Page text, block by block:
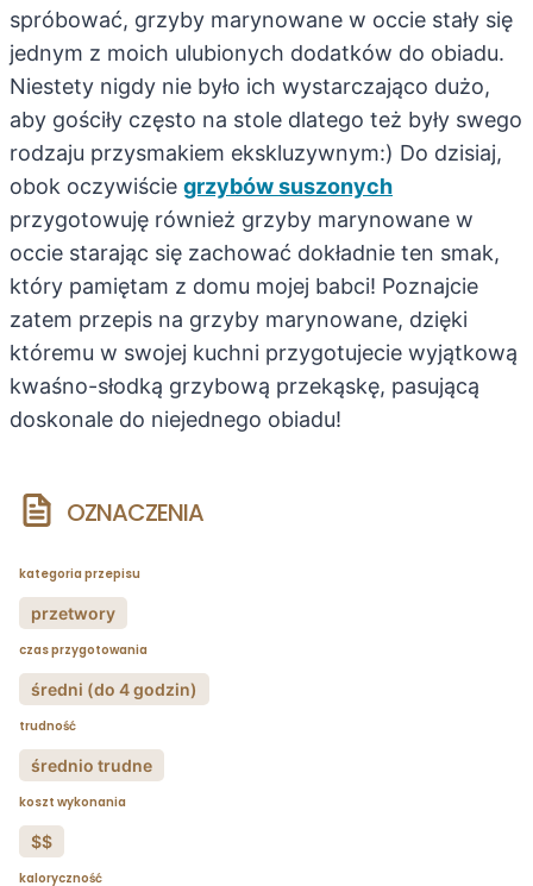
spróbować, grzyby marynowane w occie stały się
jednym z moich ulubionych dodatków do obiadu.
Niestety nigdy nie było ich wystarczająco dużo,
aby gościły często na stole dlatego też były swego
rodzaju przysmakiem ekskluzywnym:) Do dzisiaj,
obok oczywiście grzybów suszonych
przygotowuję również grzyby marynowane w
occie starając się zachować dokładnie ten smak,
który pamiętam z domu mojej babci! Poznajcie
zatem przepis na grzyby marynowane, dzięki
któremu w swojej kuchni przygotujecie wyjątkową
kwaśno-słodką grzybową przekąskę, pasującą
doskonale do niejednego obiadu!
OZNACZENIA
kategoria przepisu
przetwory
czas przygotowania
średni (do 4 godzin)
trudność
średnio trudne
koszt wykonania
$$
kaloryczność